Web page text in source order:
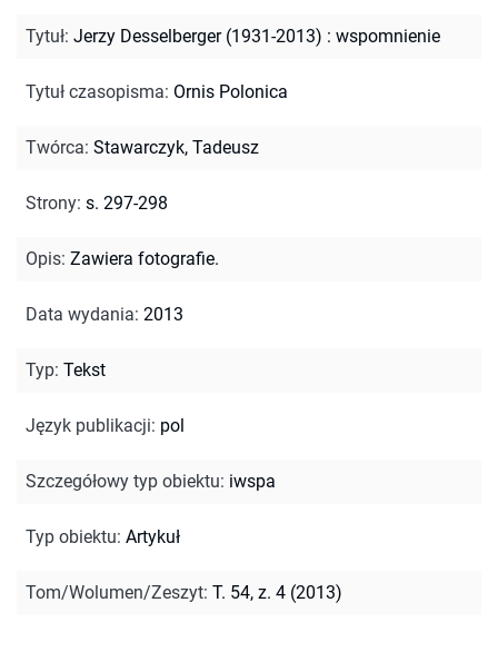
Tytuł: Jerzy Desselberger (1931-2013) : wspomnienie
Tytuł czasopisma: Ornis Polonica
Twórca: Stawarczyk, Tadeusz
Strony: s. 297-298
Opis: Zawiera fotografie.
Data wydania: 2013
Typ: Tekst
Język publikacji: pol
Szczegółowy typ obiektu: iwspa
Typ obiektu: Artykuł
Tom/Wolumen/Zeszyt: T. 54, z. 4 (2013)